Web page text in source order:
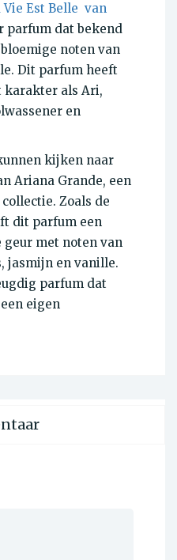
Vie Est Belle van
parfum dat bekend
noten van
Dit parfum heeft
karakter als Ari,
en
kijken naar
Ariana Grande, een
Zoals de
dit parfum een
geur met noten van
jasmijn en vanille.
parfum dat
eigen